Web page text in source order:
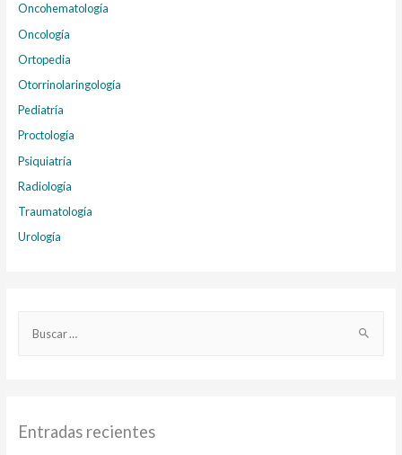
Oncohematología
Oncología
Ortopedia
Otorrinolaringología
Pediatría
Proctología
Psiquiatría
Radiología
Traumatología
Urología
Entradas recientes